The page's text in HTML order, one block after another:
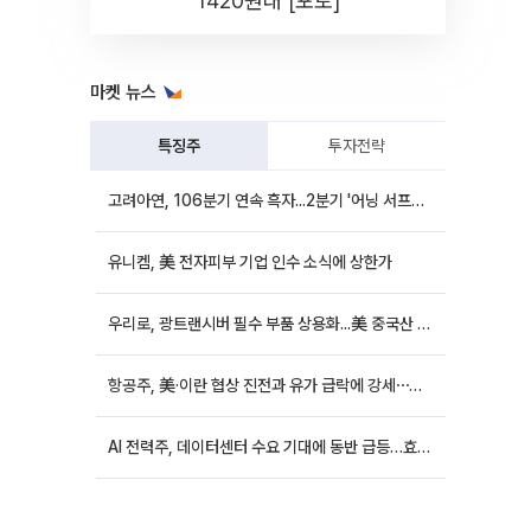
마켓 뉴스
특징주 투자전략
고려아연, 106분기 연속 흑자...2분기 '어닝 서프라이즈'에 장 초반 12%대 강세
유니켐, 美 전자피부 기업 인수 소식에 상한가
우리로, 광트랜시버 필수 부품 상용화...美 중국산 퇴출 추진에 상승세
항공주, 美·이란 협상 진전과 유가 급락에 강세⋯한진칼 8%↑
AI 전력주, 데이터센터 수요 기대에 동반 급등…효성중공업 10%↑